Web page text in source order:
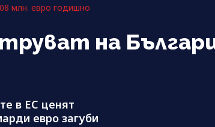
млн. евро годишно
на
в ЕС ценят
евро загуби